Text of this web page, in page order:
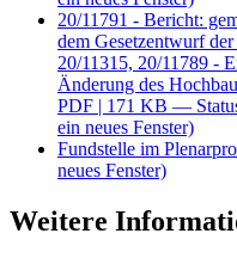
20/11791 - Bericht:
dem Gesetzentwurf
20/11315, 20/11789 -
Änderung des
PDF | 171 KB —
ein neues Fenster)
Fundstelle im
neues Fenster)
Weitere